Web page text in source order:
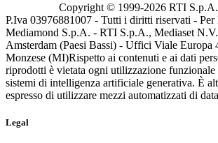
Copyright © 1999-2026 RTI
P.Iva 03976881007 - Tutti i diritti riservati - Per
Mediamond S.p.A. - RTI S.p.A., Mediaset
Amsterdam (Paesi Bassi) - Uffici Viale Europa
Monzese (MI)Rispetto ai contenuti e ai dati
riprodotti è vietata ogni utilizzazione funzionale
sistemi di intelligenza artificiale generativa. È
espresso di utilizzare mezzi automatizzati di
Legal